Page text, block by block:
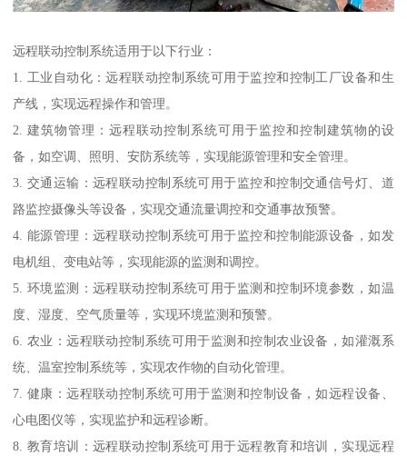
远程联动控制系统适用于以下行业：
1. 工业自动化：远程联动控制系统可用于监控和控制工厂设备和生
产线，实现远程操作和管理。
2. 建筑物管理：远程联动控制系统可用于监控和控制建筑物的设
备，如空调、照明、安防系统等，实现能源管理和安全管理。
3. 交通运输：远程联动控制系统可用于监控和控制交通信号灯、道
路监控摄像头等设备，实现交通流量调控和交通事故预警。
4. 能源管理：远程联动控制系统可用于监控和控制能源设备，如发
电机组、变电站等，实现能源的监测和调控。
5. 环境监测：远程联动控制系统可用于监测和控制环境参数，如温
度、湿度、空气质量等，实现环境监测和预警。
6. 农业：远程联动控制系统可用于监测和控制农业设备，如灌溉系
统、温室控制系统等，实现农作物的自动化管理。
7. 健康：远程联动控制系统可用于监测和控制设备，如远程设备、
心电图仪等，实现监护和远程诊断。
8. 教育培训：远程联动控制系统可用于远程教育和培训，实现远程